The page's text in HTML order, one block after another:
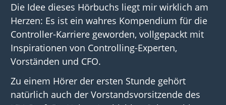
Die Idee dieses Hörbuchs liegt mir wirklich am
Herzen: Es ist ein wahres Kompendium für die
Controller-Karriere geworden, vollgepackt mit
Inspirationen von Controlling-Experten,
Vorständen und CFO.
Zu einem Hörer der ersten Stunde gehört
natürlich auch der Vorstandsvorsitzende des